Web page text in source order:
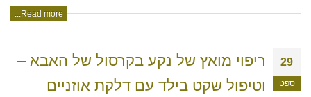
Read more...
29
ספט
ריפוי מואץ של נקע בקרסול של האבא –
וטיפול שקט בילד עם דלקת אוזניים